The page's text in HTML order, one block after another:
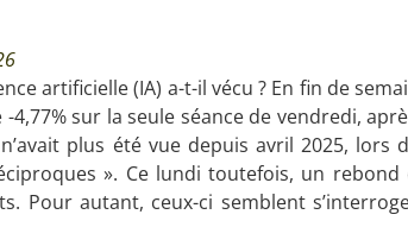
artificielle (IA) a-t-il vécu ? En fin de
4,77% sur la seule séance de vendredi,
plus été vue depuis avril 2025,
». Ce lundi toutefois, un rebond
Pour autant, ceux-ci semblent